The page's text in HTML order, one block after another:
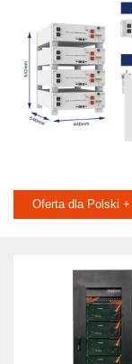
Oferta dla Polski +